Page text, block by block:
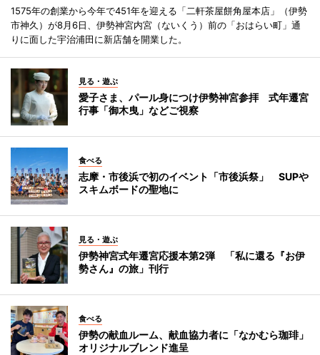
1575年の創業から今年で451年を迎える「二軒茶屋餅角屋本店」（伊勢
市神久）が8月6日、伊勢神宮内宮（ないくう）前の「おはらい町」通
りに面した宇治浦田に新店舗を開業した。
見る・遊ぶ
愛子さま、パール身につけ伊勢神宮参拝 式年遷宮
行事「御木曳」などご視察
食べる
志摩・市後浜で初のイベント「市後浜祭」 SUPや
スキムボードの聖地に
見る・遊ぶ
伊勢神宮式年遷宮応援本第2弾 「私に還る『お伊
勢さん』の旅」刊行
食べる
伊勢の献血ルーム、献血協力者に「なかむら珈琲」
オリジナルブレンド進呈